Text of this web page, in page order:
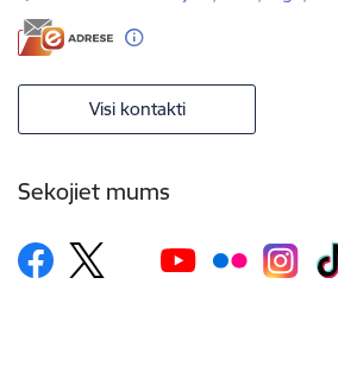
Visi kontakti
Sekojiet mums